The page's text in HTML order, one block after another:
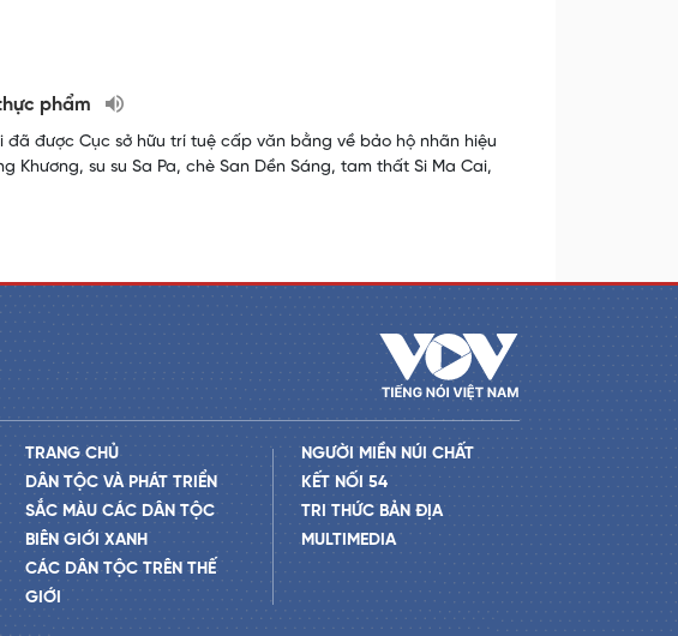
phẩm
được Cục sở hữu trí tuệ cấp văn bằng về bảo hộ nhãn hiệu
su su Sa Pa, chè San Dền Sáng, tam thất Si Ma Cai,
TRANG CHỦ
DÂN TỘC VÀ PHÁT TRIỂN
SẮC MÀU CÁC DÂN TỘC
BIÊN GIỚI XANH
CÁC DÂN TỘC TRÊN THẾ
GIỚI
NGƯỜI MIỀN NÚI CHẤT
KẾT NỐI 54
TRI THỨC BẢN ĐỊA
MULTIMEDIA